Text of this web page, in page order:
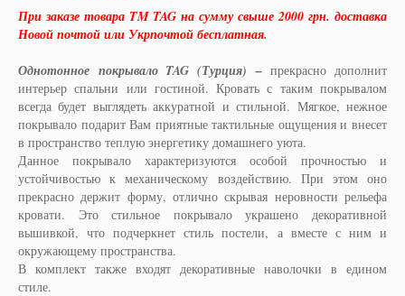
При заказе товара TM TAG на сумму свыше 2000 грн. доставка
Новой почтой или Укрпочтой бесплатная.
Однотонное покрывало TAG (Турция) –прекрасно дополнит
интерьер спальни или гостиной. Кровать с таким покрывалом
всегда будет выглядеть аккуратной и стильной. Мягкое, нежное
покрывало подарит Вам приятные тактильные ощущения и внесет
в пространство теплую энергетику домашнего уюта.
Данное покрывало характеризуются особой прочностью и
устойчивостью к механическому воздействию. При этом оно
прекрасно держит форму, отлично скрывая неровности рельефа
кровати. Это стильное покрывало украшено декоративной
вышивкой, что подчеркнет стиль постели, а вместе с ним и
окружающему пространства.
В комплект также входят декоративные наволочки в едином
стиле.